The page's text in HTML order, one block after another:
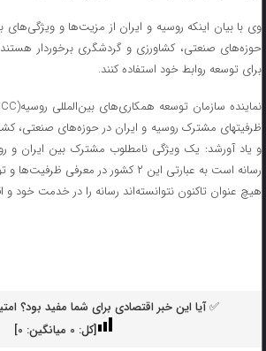
وی با بیان اینکه روسیه و ایران از مزیت‌ها و ویژگی‌های
حوزه‌های صنعتی، کشاورزی و گردشگری برخوردار
برای توسعه روابط خود استفاده کنند.
ظرفیتهای مشترک روسیه و ایران در حوزه‌های صنعتی،
و یاد آورشد: یک ویژگی نامطلوب مشترک بین ایران و
رسانه است به عبارتی این ۲ کشور در معرفی
هیچ عنوان تاکنون نتوانسته‌اند رسانه را در خدمت خود و
✅ آیا این خبر اقتصادی برای شما مفید بود؟
[کل: 0میانگین: 0
]